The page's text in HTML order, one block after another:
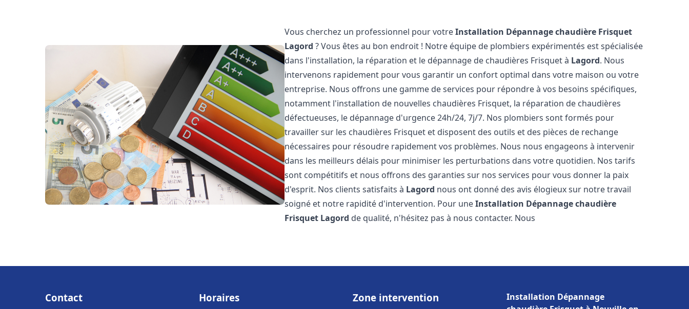
Vous cherchez un professionnel pour votreInstallation Dépannage chaudière Frisquet
Lagord ? Vous êtes au bon endroit ! Notre équipe de plombiers expérimentés est spécialisée
dans l'installation, la réparation et le dépannage de chaudières Frisquet à Lagord. Nous
intervenons rapidement pour vous garantir un confort optimal dans votre maison ou votre
entreprise. Nous offrons une gamme de services pour répondre à vos besoins spécifiques,
notamment l'installation de nouvelles chaudières Frisquet, la réparation de chaudières
défectueuses, le dépannage d'urgence 24h/24, 7j/7. Nos plombiers sont formés pour
travailler sur les chaudières Frisquet et disposent des outils et des pièces de rechange
nécessaires pour résoudre rapidement vos problèmes. Nous nous engageons à intervenir
dans les meilleurs délais pour minimiser les perturbations dans votre quotidien. Nos tarifs
sont compétitifs et nous offrons des garanties sur nos services pour vous donner la paix
d'esprit. Nos clients satisfaits à Lagord nous ont donné des avis élogieux sur notre travail
soigné et notre rapidité d'intervention. Pour uneInstallation Dépannage chaudière
Frisquet Lagord de qualité, n'hésitez pas à nous contacter. Nous
Contact Horaires Zone intervention
Installation Dépannage